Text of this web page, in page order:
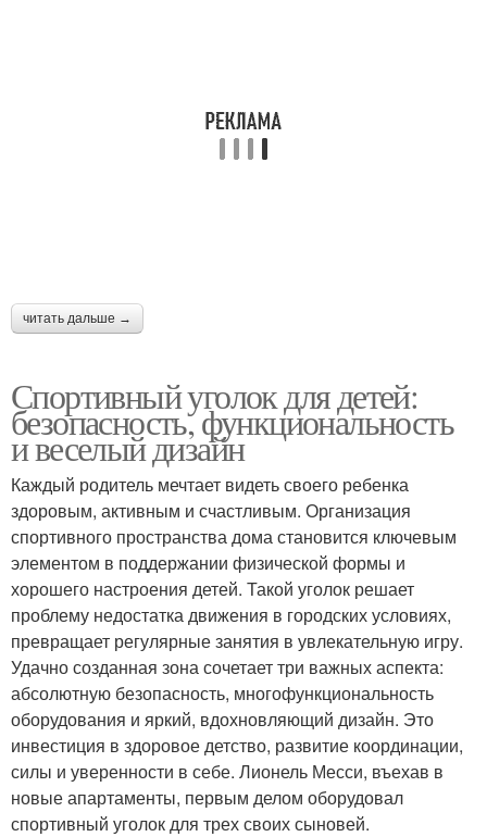
читать дальше →
Спортивный уголок для детей:
безопасность, функциональность
и веселый дизайн
Каждый родитель мечтает видеть своего ребенка
здоровым, активным и счастливым. Организация
спортивного пространства дома становится ключевым
элементом в поддержании физической формы и
хорошего настроения детей. Такой уголок решает
проблему недостатка движения в городских условиях,
превращает регулярные занятия в увлекательную игру.
Удачно созданная зона сочетает три важных аспекта:
абсолютную безопасность, многофункциональность
оборудования и яркий, вдохновляющий дизайн. Это
инвестиция в здоровое детство, развитие координации,
силы и уверенности в себе. Лионель Месси, въехав в
новые апартаменты, первым делом оборудовал
спортивный уголок для трех своих сыновей.